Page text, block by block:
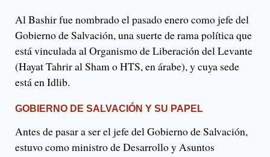
Al Bashir fue nombrado el pasado enero como jefe del
Gobierno de Salvación, una suerte de rama política que
está vinculada al Organismo de Liberación del Levante
(Hayat Tahrir al Sham o HTS, en árabe), y cuya sede
está en Idlib.
GOBIERNO DE SALVACIÓN Y SU PAPEL
Antes de pasar a ser el jefe del Gobierno de Salvación,
estuvo como ministro de Desarrollo y Asuntos